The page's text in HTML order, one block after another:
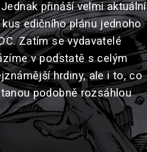
Jednak přináší velmi aktuální
edičního plánu jednoho
Zatím se vydavatelé
v podstatě s celým
hrdiny, ale i to, co
podobně rozsáhlou